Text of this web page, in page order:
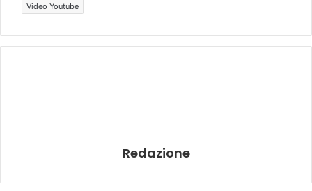
Video Youtube
Redazione